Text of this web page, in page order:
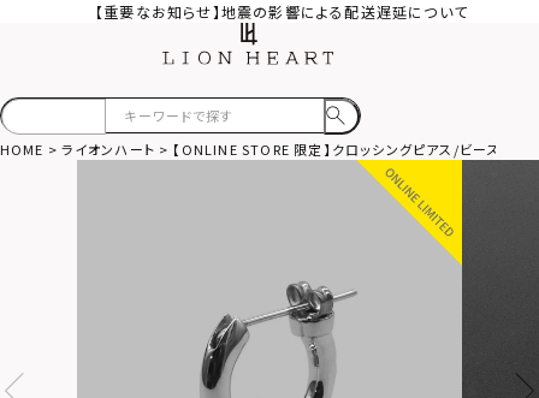
【重要なお知らせ】地震の影響による配送遅延について
HOME ライオンハート 【ONLINE STORE 限定】クロッシングピアス/ビーズリ